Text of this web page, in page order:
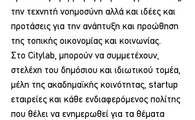
την τεχνητή νοημοσύνη αλλά και ιδέες και
προτάσεις για την ανάπτυξη και προώθηση
της τοπικής οικονομίας και κοινωνίας.
Στο Citylab, μπορούν να συμμετέχουν,
στελέχη του δημόσιου και ιδιωτικού τομέα,
μέλη της ακαδημαϊκής κοινότητας, startup
εταιρείες και κάθε ενδιαφερόμενος πολίτης
που θέλει να ενημερωθεί για τα θέματα